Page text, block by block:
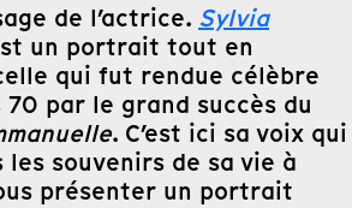
de l’actrice. Sylvia
un portrait tout en
qui fut rendue célèbre
70 par le grand succès du
. C’est ici sa voix qui
les souvenirs de sa vie à
présenter un portrait